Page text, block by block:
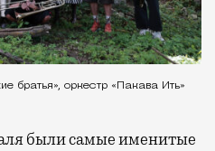
братья», оркестр «Пакава Ить»
были самые именитые